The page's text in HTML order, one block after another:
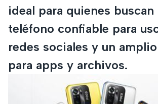
ideal para quienes buscan
teléfono confiable para
redes sociales y un
para apps y archivos.